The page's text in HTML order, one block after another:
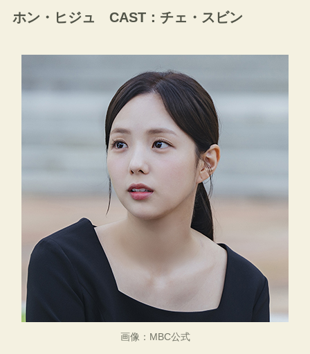
ホン・ヒジュ CAST：チェ・スビン
画像：MBC公式